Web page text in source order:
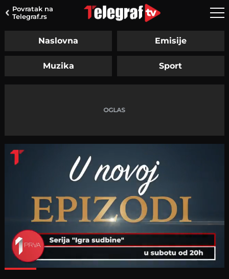
Povratak na
Telegraf.rs
Naslovna Emisije
Muzika Sport